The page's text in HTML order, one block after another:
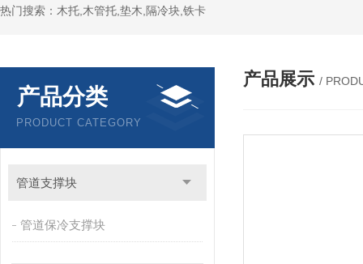
热门搜索：木托,木管托,垫木,隔冷块,铁卡
产品分类
PRODUCT CATEGORY
管道支撑块
管道保冷支撑块
产品展示 /